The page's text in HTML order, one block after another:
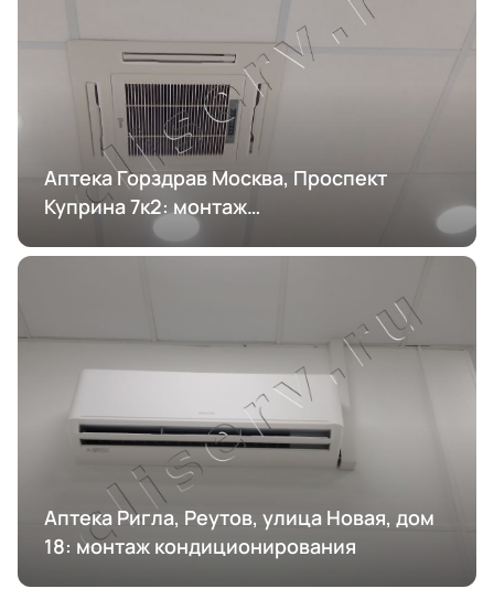
Аптека Горздрав Москва, Проспект
Куприна 7к2: монтаж
кондиционирования
Аптека Ригла, Реутов, улица Новая, дом
18: монтаж кондиционирования